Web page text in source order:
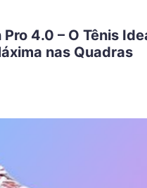
4.0 – O Tênis
nas Quadras